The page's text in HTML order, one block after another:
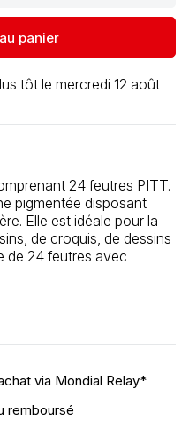
panier
tôt le mercredi 12 août
24 feutres PITT.
pigmentée disposant
Elle est idéale pour la
de croquis, de dessins
de 24 feutres avec
via Mondial Relay*
remboursé